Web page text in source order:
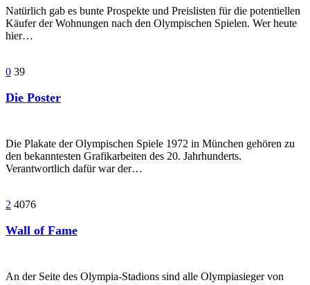
Natürlich gab es bunte Prospekte und Preislisten für die potentiellen
Käufer der Wohnungen nach den Olympischen Spielen. Wer heute
hier…
0 39
Die Poster
Die Plakate der Olympischen Spiele 1972 in München gehören zu
den bekanntesten Grafikarbeiten des 20. Jahrhunderts.
Verantwortlich dafür war der…
2 4076
Wall of Fame
An der Seite des Olympia-Stadions sind alle Olympiasieger von